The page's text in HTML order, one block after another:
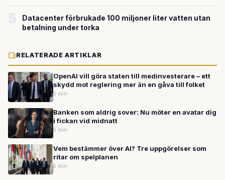
Datacenter förbrukade 100 miljoner liter vatten utan
betalning under torka
RELATERADE ARTIKLAR
OpenAI vill göra staten till medinvesterare – ett
skydd mot reglering mer än en gåva till folket
5 min
Banken som aldrig sover: Nu möter en avatar dig
i fickan vid midnatt
5 min
Vem bestämmer över AI? Tre uppgörelser som
ritar om spelplanen
5 min